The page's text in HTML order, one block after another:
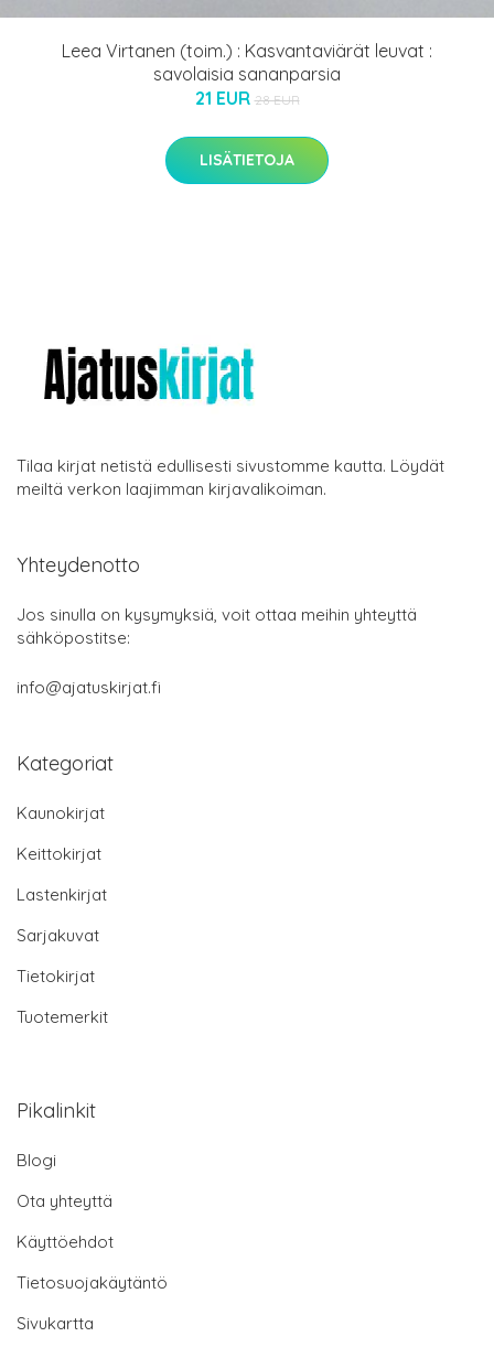
Leea Virtanen (toim.) : Kasvantaviärät leuvat :
savolaisia sananparsia
21 EUR 28 EUR
LISÄTIETOJA
Tilaa kirjat netistä edullisesti sivustomme kautta. Löydät
meiltä verkon laajimman kirjavalikoiman.
Yhteydenotto
Jos sinulla on kysymyksiä, voit ottaa meihin yhteyttä
sähköpostitse:
info@ajatuskirjat.fi
Kategoriat
Kaunokirjat
Keittokirjat
Lastenkirjat
Sarjakuvat
Tietokirjat
Tuotemerkit
Pikalinkit
Blogi
Ota yhteyttä
Käyttöehdot
Tietosuojakäytäntö
Sivukartta